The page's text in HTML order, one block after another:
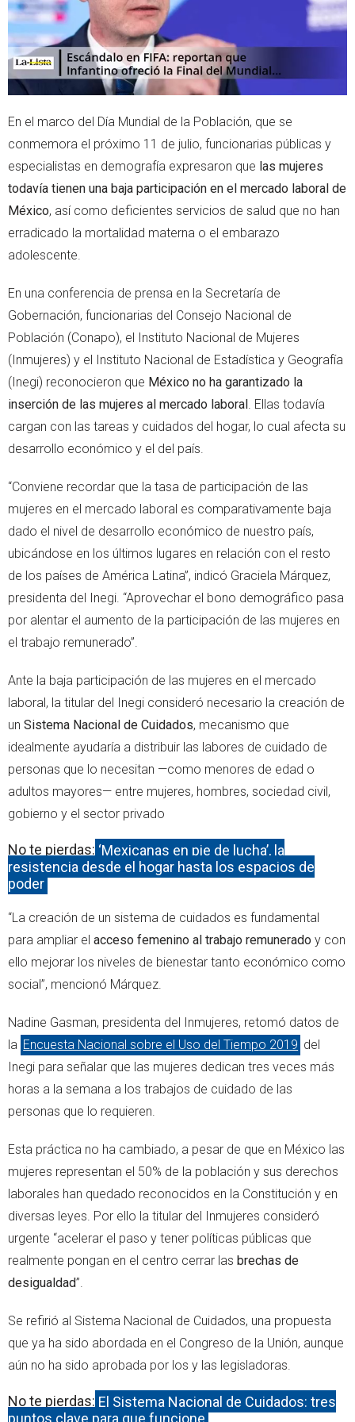
En el marco del Día Mundial de la Población, que se
conmemora el próximo 11 de julio, funcionarias públicas y
especialistas en demografía expresaron que las mujeres
todavía tienen una baja participación en el mercado laboral de
México, así como deficientes servicios de salud que no han
erradicado la mortalidad materna o el embarazo
adolescente.
En una conferencia de prensa en la Secretaría de
Gobernación, funcionarias del Consejo Nacional de
Población (Conapo), el Instituto Nacional de Mujeres
(Inmujeres) y el Instituto Nacional de Estadística y Geografía
(Inegi) reconocieron que México no ha garantizado la
inserción de las mujeres al mercado laboral . Ellas todavía
cargan con las tareas y cuidados del hogar, lo cual afecta su
desarrollo económico y el del país.
“Conviene recordar que la tasa de participación de las
mujeres en el mercado laboral es comparativamente baja
dado el nivel de desarrollo económico de nuestro país,
ubicándose en los últimos lugares en relación con el resto
de los países de América Latina”, indicó Graciela Márquez,
presidenta del Inegi. “Aprovechar el bono demográfico pasa
por alentar el aumento de la participación de las mujeres en
el trabajo remunerado”.
Ante la baja participación de las mujeres en el mercado
laboral, la titular del Inegi consideró necesario la creación de
un Sistema Nacional de Cuidados, mecanismo que
idealmente ayudaría a distribuir las labores de cuidado de
personas que lo necesitan —como menores de edad o
adultos mayores— entre mujeres, hombres, sociedad civil,
gobierno y el sector privado
No te pierdas: ‘Mexicanas en pie de lucha’, la
resistencia desde el hogar hasta los espacios de
poder
“La creación de un sistema de cuidados es fundamental
para ampliar el acceso femenino al trabajo remunerado y con
ello mejorar los niveles de bienestar tanto económico como
social”, mencionó Márquez.
Nadine Gasman, presidenta del Inmujeres, retomó datos de
la Encuesta Nacional sobre el Uso del Tiempo 2019 del
Inegi para señalar que las mujeres dedican tres veces más
horas a la semana a los trabajos de cuidado de las
personas que lo requieren.
Esta práctica no ha cambiado, a pesar de que en México las
mujeres representan el 50% de la población y sus derechos
laborales han quedado reconocidos en la Constitución y en
diversas leyes. Por ello la titular del Inmujeres consideró
urgente “acelerar el paso y tener políticas públicas que
realmente pongan en el centro cerrar las brechas de
desigualdad”.
Se refirió al Sistema Nacional de Cuidados, una propuesta
que ya ha sido abordada en el Congreso de la Unión, aunque
aún no ha sido aprobada por los y las legisladoras.
No te pierdas: El Sistema Nacional de Cuidados: tres
puntos clave para que funcione